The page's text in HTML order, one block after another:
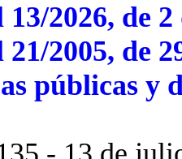
2026, de
2005, de
públicas y